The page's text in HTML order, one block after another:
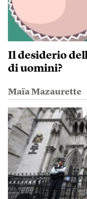
Il desiderio
di uomini?
Maïa Mazaurette